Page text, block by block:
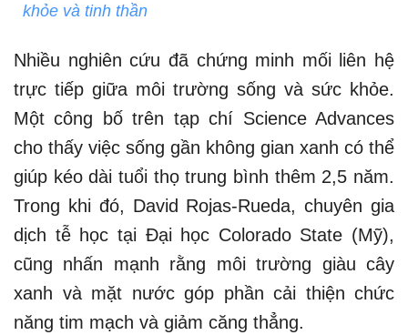
khỏe và tinh thần
Nhiều nghiên cứu đã chứng minh mối liên hệ
trực tiếp giữa môi trường sống và sức khỏe.
Một công bố trên tạp chí Science Advances
cho thấy việc sống gần không gian xanh có thể
giúp kéo dài tuổi thọ trung bình thêm 2,5 năm.
Trong khi đó, David Rojas-Rueda, chuyên gia
dịch tễ học tại Đại học Colorado State (Mỹ),
cũng nhấn mạnh rằng môi trường giàu cây
xanh và mặt nước góp phần cải thiện chức
năng tim mạch và giảm căng thẳng.